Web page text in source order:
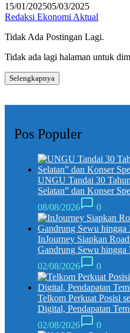
15/01/202505/03/2025
Redaksi Ekonomi Aktual
Tidak Ada Postingan Lagi.
Tidak ada lagi halaman untuk
Selengkapnya
Pos Populer
UNGU Tandai 30
Selatan” dan Konser
08/08/2026
0
InJourney Siapkan
Gandrung Sewu hingga
02/08/2026
0
Telkom Perkuat Posisi
Digital, Pendapatan
02/08/2026
0